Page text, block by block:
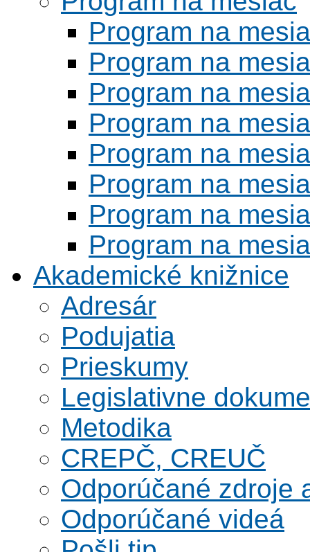
Program na
Program na
Program na
Program na
Program na
Program na
Program na
Program na
Akademické knižnice
Adresár
Podujatia
Prieskumy
Legislativne
Metodika
CREPČ, CREUČ
Odporúčané zdroje
Odporúčané videá